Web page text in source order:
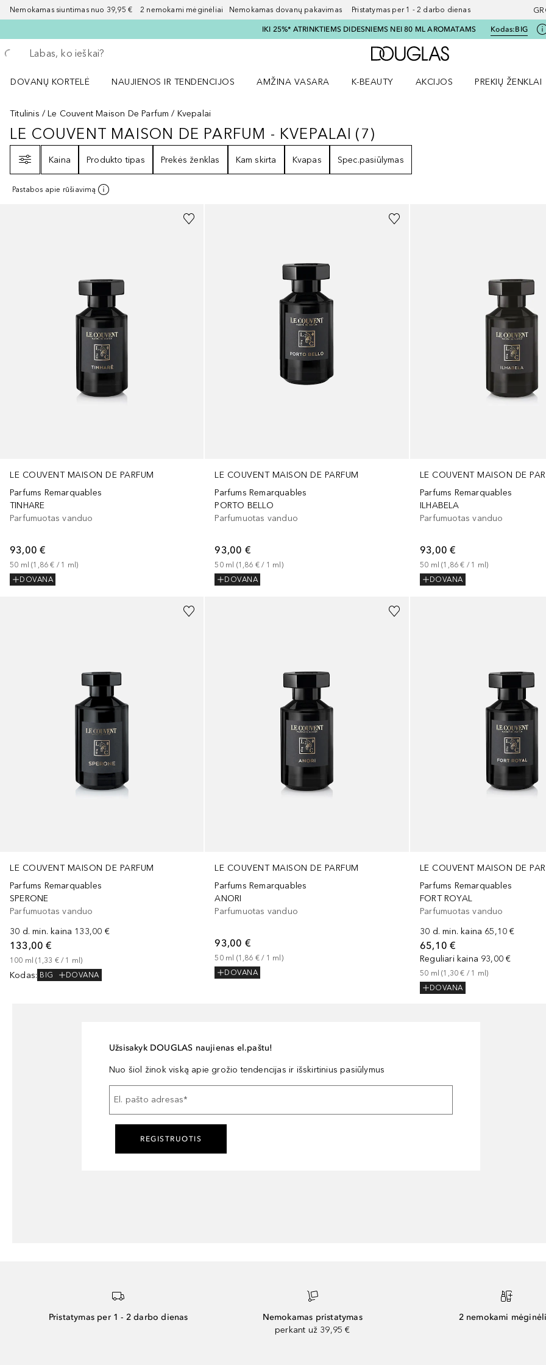
Nemokamas siuntimas nuo 39,95 € 2 nemokami mėginėliai Nemokamas dovanų pakavimas Pristatymas per 1 - 2 darbo dienas
IKI 25%* ATRINKTIEMS DIDESNIEMS NEI 80 ML AROMATAMS Kodas:BIG
Grįžk atgal
Vykdykite paiešką
Į Douglas pagrindinį
DOVANŲ KORTELĖ
NAUJIENOS IR TENDENCIJOS
AMŽINA VASARA
K-BEAUTY
AKCIJOS
PREKIŲ ŽENKLAI
Titulinis
Le Couvent Maison De Parfum Kvepalai
LE COUVENT MAISON DE PARFUM - KVEPALAI7REZULTATAI
LE COUVENT MAISON DE PARFUM - KVEPALAI (7)
Kaina
Produkto tipas Prekės ženklas Kam skirta Kvapas Spec.pasiūlymas
Pastabos apie rūšiavimą
LE COUVENT MAISON DE PARFUM
Parfums Remarquables
TINHARE
Parfumuotas vanduo
93,00 €
50 ml (1,86 € / 1 ml)
DOVANA
LE COUVENT MAISON DE PARFUM
Parfums Remarquables
PORTO BELLO
Parfumuotas vanduo
93,00 €
50 ml (1,86 € / 1 ml )
DOVANA
LE COUVENT MAISON DE
Parfums Remarquables
ILHABELA
Parfumuotas vanduo
93,00 €
50 ml (1,86 € / 1 ml )
DOVANA
LE COUVENT MAISON DE PARFUM
Parfums Remarquables
SPERONE
Parfumuotas vanduo
30 d. min. kaina 133,00 €
133,00 €
100 ml (1,33 € / 1 ml)
Kodas: BIG DOVANA
LE COUVENT MAISON DE PARFUM
Parfums Remarquables
ANORI
Parfumuotas vanduo
93,00 €
50 ml (1,86 € / 1 ml)
DOVANA
LE COUVENT MAISON DE
Parfums Remarquables
FORT ROYAL
Parfumuotas vanduo
30 d. min. kaina 65,10 €
65,10 €
Reguliari kaina 93,00 €
50 ml (1,30 € / 1 ml)
DOVANA
Užsisakyk DOUGLAS naujienas el.paštu!
Nuo šiol žinok viską apie grožio tendencijas ir išskirtinius pasiūlymus
El. pašto adresas*
REGISTRUOTIS
Pristatymas per 1 - 2 darbo dienas
Nemokamas pristatymas
perkant už 39,95 €
2 nemokami